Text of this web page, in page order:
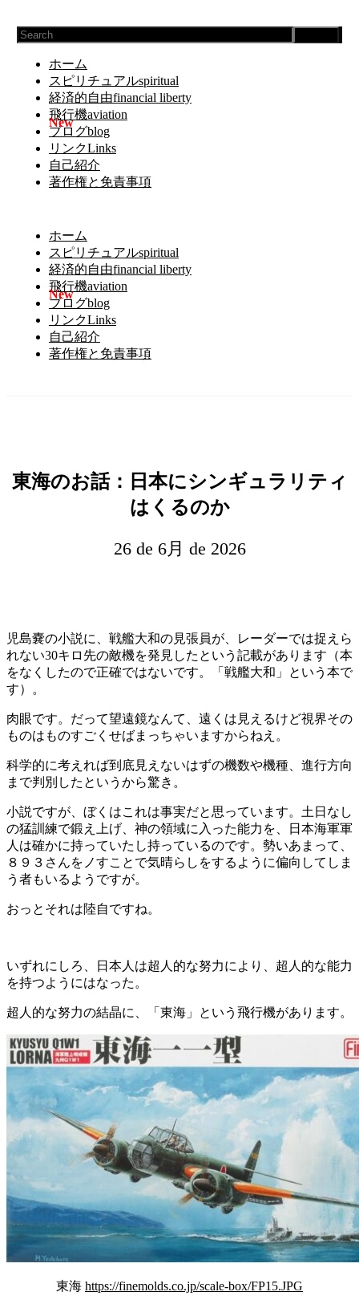
ホーム
スピリチュアルspiritual
経済的自由financial liberty
飛行機aviation
ブログblog
リンクLinks
自己紹介
著作権と免責事項
ホーム
スピリチュアルspiritual
経済的自由financial liberty
飛行機aviation
ブログblog
リンクLinks
自己紹介
著作権と免責事項
東海のお話：日本にシンギュラリティ
はくるのか
26 de 6月 de 2026
児島嚢の小説に、戦艦大和の見張員が、レーダーでは捉えら
れない30キロ先の敵機を発見したという記載があります（本
をなくしたので正確ではないです。「戦艦大和」という本で
す）。
肉眼です。だって望遠鏡なんて、遠くは見えるけど視界その
ものはものすごくせばまっちゃいますからねえ。
科学的に考えれば到底見えないはずの機数や機種、進行方向
まで判別したというから驚き。
小説ですが、ぼくはこれは事実だと思っています。土日なし
の猛訓練で鍛え上げ、神の領域に入った能力を、日本海軍軍
人は確かに持っていたし持っているのです。勢いあまって、
８９３さんをノすことで気晴らしをするように偏向してしま
う者もいるようですが。
おっとそれは陸自ですね。
いずれにしろ、日本人は超人的な努力により、超人的な能力
を持つようにはなった。
超人的な努力の結晶に、「東海」という飛行機があります。
東海 https://finemolds.co.jp/scale-box/FP15.JPG